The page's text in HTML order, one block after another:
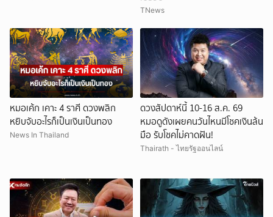
TNews
หมอเค้ก เคาะ 4 ราศี ดวงพลิก
หยิบจับอะไรก็เป็นเงินเป็นทอง
News In Thailand
ดวงสัปดาห์นี้ 10-16 ส.ค. 69
หมอดูดังเผยคนวันไหนมีโชคเงินล้น
มือ รับโชคไม่คาดฝัน!
Thairath - ไทยรัฐออนไลน์